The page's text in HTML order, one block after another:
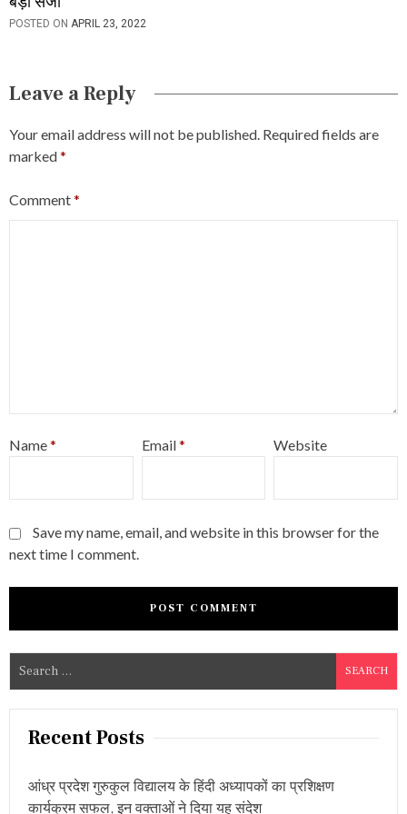
POSTED ON APRIL 23, 2022
Leave a Reply
Your email address will not be published. Required fields are
marked*
Comment*
Name* Email* Website
Save my name, email, and website in this browser for the
next time I comment.
a
Recent Posts
आंध्र प्रदेश गुरुकुल विद्यालय के हिंदी अध्यापकों का प्रशिक्षण
कार्यक्रम सफल, इन वक्ताओं ने दिया यह संदेश